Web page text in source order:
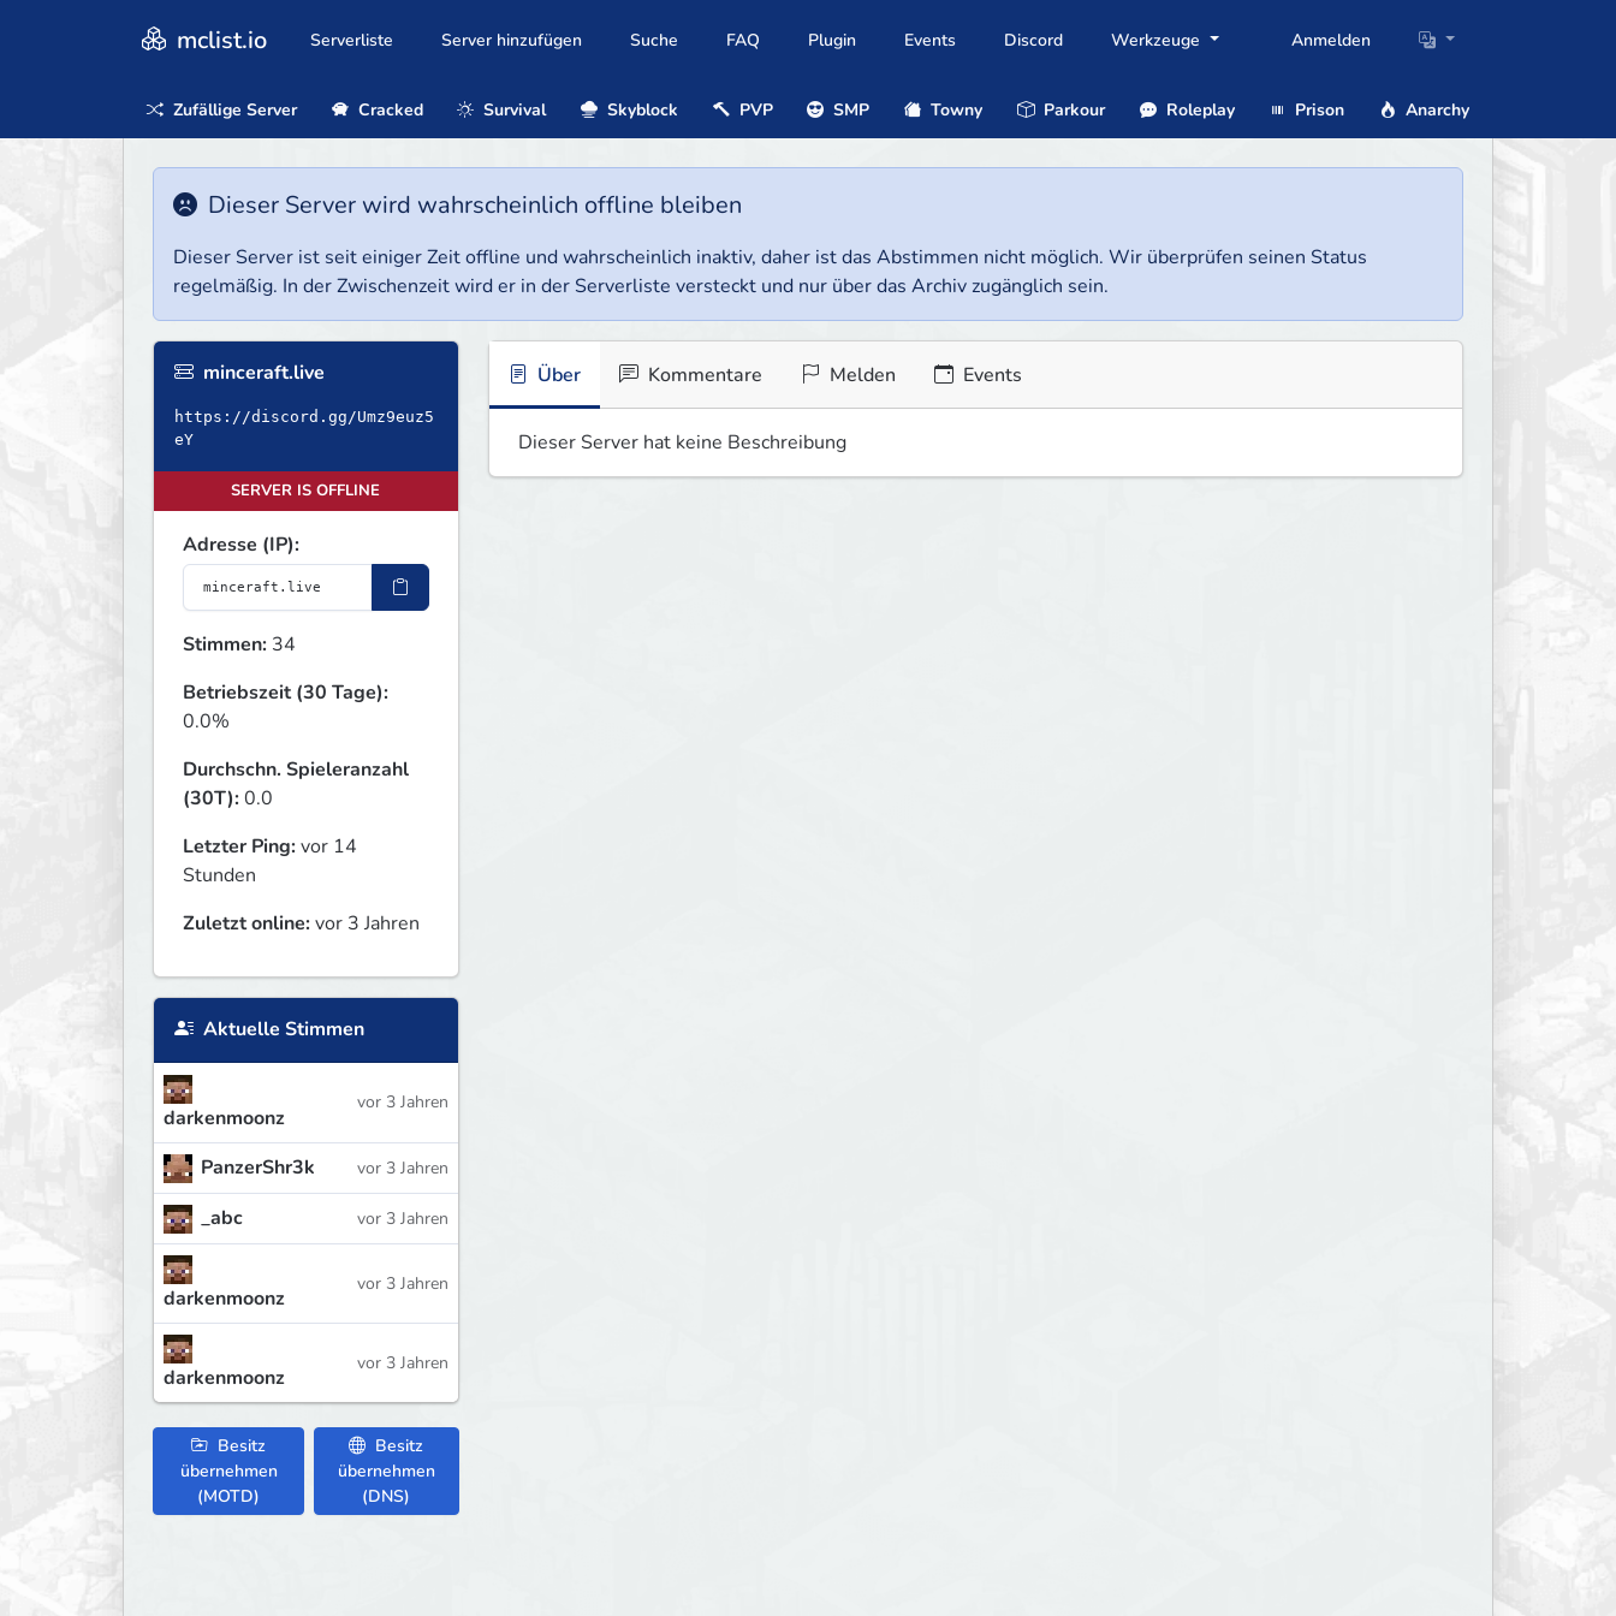
mclist.io Serverliste Server hinzufügen Suche FAQ Plugin Events Discord Werkzeuge Anmelden
Zufällige Server Cracked Survival Skyblock PVP SMP Towny Parkour Roleplay Prison Anarchy
Dieser Server wird wahrscheinlich offline bleiben
Dieser Server ist seit einiger Zeit offline und wahrscheinlich inaktiv, daher ist das Abstimmen nicht möglich. Wir überprüfen seinen Status
regelmäßig. In der Zwischenzeit wird er in der Serverliste versteckt und nur über das Archiv zugänglich sein.
minceraft.live
https://discord.gg/Umz9euz5
eY
SERVER IS OFFLINE
Adresse (IP):
Stimmen: 34
Betriebszeit (30 Tage):
0.0%
Durchschn. Spieleranzahl
(30T):0.0
Letzter Ping:vor 14
Stunden
Zuletzt online:vor 3 Jahren
Aktuelle Stimmen
darkenmoonz
vor 3 Jahren
PanzerShr3k vor 3 Jahren
_abc vor 3 Jahren
darkenmoonz
vor 3 Jahren
darkenmoonz
vor 3 Jahren
Besitz
übernehmen
(MOTD)
Besitz
übernehmen
(DNS)
Über Kommentare Melden Events
Dieser Server hat keine Beschreibung